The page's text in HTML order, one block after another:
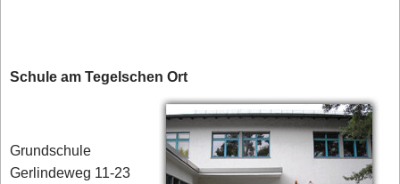
Schule am Tegelschen Ort
Grundschule
Gerlindeweg 11-23